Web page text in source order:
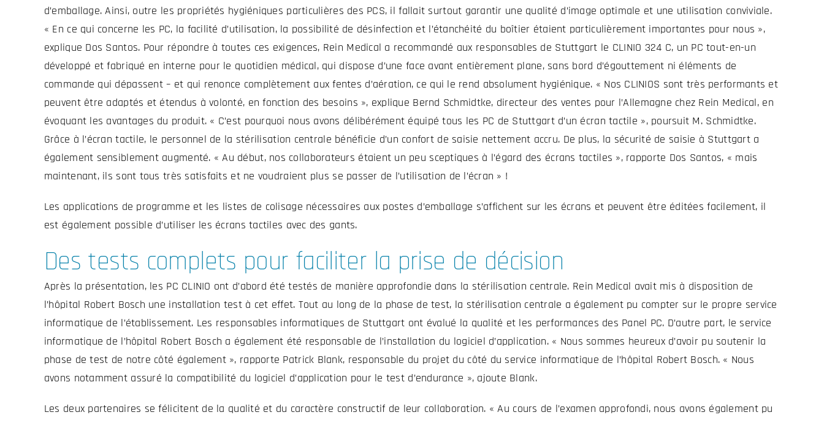
d’emballage. Ainsi, outre les propriétés hygiéniques particulières des PCS, il fallait surtout garantir une qualité d’image optimale et une utilisation conviviale.
« En ce qui concerne les PC, la facilité d’utilisation, la possibilité de désinfection et l’étanchéité du boîtier étaient particulièrement importantes pour nous »,
explique Dos Santos. Pour répondre à toutes ces exigences, Rein Medical a recommandé aux responsables de Stuttgart le CLINIO 324 C, un PC tout-en-un
développé et fabriqué en interne pour le quotidien médical, qui dispose d’une face avant entièrement plane, sans bord d’égouttement ni éléments de
commande qui dépassent – et qui renonce complètement aux fentes d’aération, ce qui le rend absolument hygiénique. « Nos CLINIOS sont très performants et
peuvent être adaptés et étendus à volonté, en fonction des besoins », explique Bernd Schmidtke, directeur des ventes pour l’Allemagne chez Rein Medical, en
évoquant les avantages du produit. « C’est pourquoi nous avons délibérément équipé tous les PC de Stuttgart d’un écran tactile », poursuit M. Schmidtke.
Grâce à l’écran tactile, le personnel de la stérilisation centrale bénéficie d’un confort de saisie nettement accru. De plus, la sécurité de saisie à Stuttgart a
également sensiblement augmenté. « Au début, nos collaborateurs étaient un peu sceptiques à l’égard des écrans tactiles », rapporte Dos Santos, « mais
maintenant, ils sont tous très satisfaits et ne voudraient plus se passer de l’utilisation de l’écran » !
Les applications de programme et les listes de colisage nécessaires aux postes d’emballage s’affichent sur les écrans et peuvent être éditées facilement, il
est également possible d’utiliser les écrans tactiles avec des gants.
Des tests complets pour faciliter la prise de décision
Après la présentation, les PC CLINIO ont d’abord été testés de manière approfondie dans la stérilisation centrale. Rein Medical avait mis à disposition de
l’hôpital Robert Bosch une installation test à cet effet. Tout au long de la phase de test, la stérilisation centrale a également pu compter sur le propre service
informatique de l’établissement. Les responsables informatiques de Stuttgart ont évalué la qualité et les performances des Panel PC. D’autre part, le service
informatique de l’hôpital Robert Bosch a également été responsable de l’installation du logiciel d’application. « Nous sommes heureux d’avoir pu soutenir la
phase de test de notre côté également », rapporte Patrick Blank, responsable du projet du côté du service informatique de l’hôpital Robert Bosch. « Nous
avons notamment assuré la compatibilité du logiciel d’application pour le test d’endurance », ajoute Blank.
Les deux partenaires se félicitent de la qualité et du caractère constructif de leur collaboration. « Au cours de l’examen approfondi, nous avons également pu